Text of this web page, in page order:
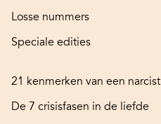
Losse nummers
Speciale edities
21 kenmerken van een narcist
De 7 crisisfasen in de liefde